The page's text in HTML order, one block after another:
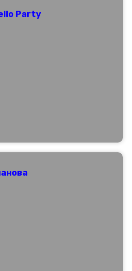
Party